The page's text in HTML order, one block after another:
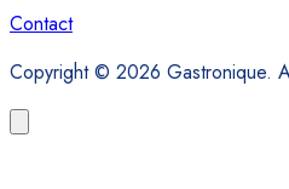
Contact
Copyright © 2026 Gastronique.